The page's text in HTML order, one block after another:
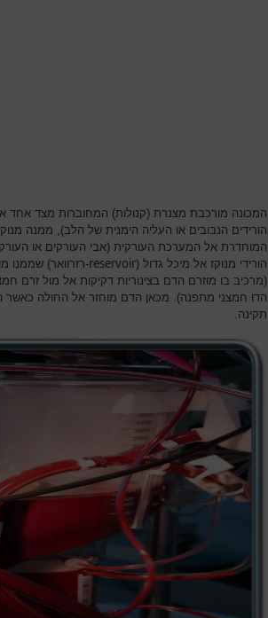
המכונה מורכבת מצנרת (קנולות) המחוברות מצד אחד
הורידים הנבובים או העליה הימנית של הלב), ממנה
המוחדרת אל המערכת העורקית (אבי העורקים או
הורידי מנוקז אל מיכל גדול (reservoir-רזרוואר) שממנו
(מרכיב בו מוזרם הדם בצינוריות דקיקות אל מול זרם
הדו חמצני מתפנה). מכאן הדם מוחזר אל החולה כאשר
תקינה.